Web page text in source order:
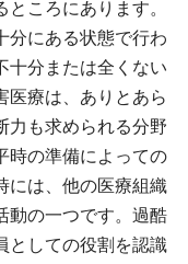
ころにあります。
分にある状態で行わ
十分または全くない
医療は、ありとあら
力も求められる分野
時の準備によっての
には、他の医療組織
動の一つです。過酷
としての役割を認識